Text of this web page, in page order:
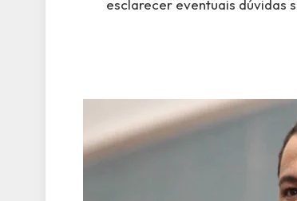
esclarecer eventuais dúvidas